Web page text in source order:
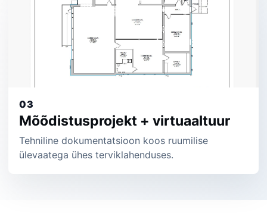
03
Mõõdistusprojekt + virtuaaltuur
Tehniline dokumentatsioon koos ruumilise
ülevaatega ühes terviklahenduses.